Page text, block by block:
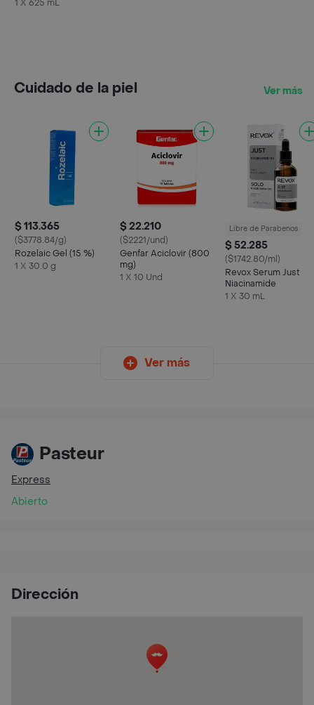
1 X 625 mL
Cuidado de la piel Ver más
$ 113.365
($3778.84/g)
Rozelaic Gel (15 %)
1 X 30.0 g
$ 22.210
($2221/und)
Genfar Aciclovir (800
mg)
1 X 10 Und
Libre de Parabenos
$ 52.285
($1742.80/ml)
Revox Serum Just
Niacinamide
1 X 30 mL
Ver más
Pasteur
Express
Abierto
Dirección